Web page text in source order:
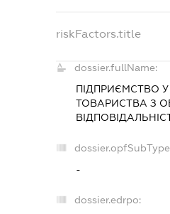
riskFactors.title
dossier.fullName:
ПІДПРИЄМСТВО
ТОВАРИСТВА З
-
dossier.edrpo: